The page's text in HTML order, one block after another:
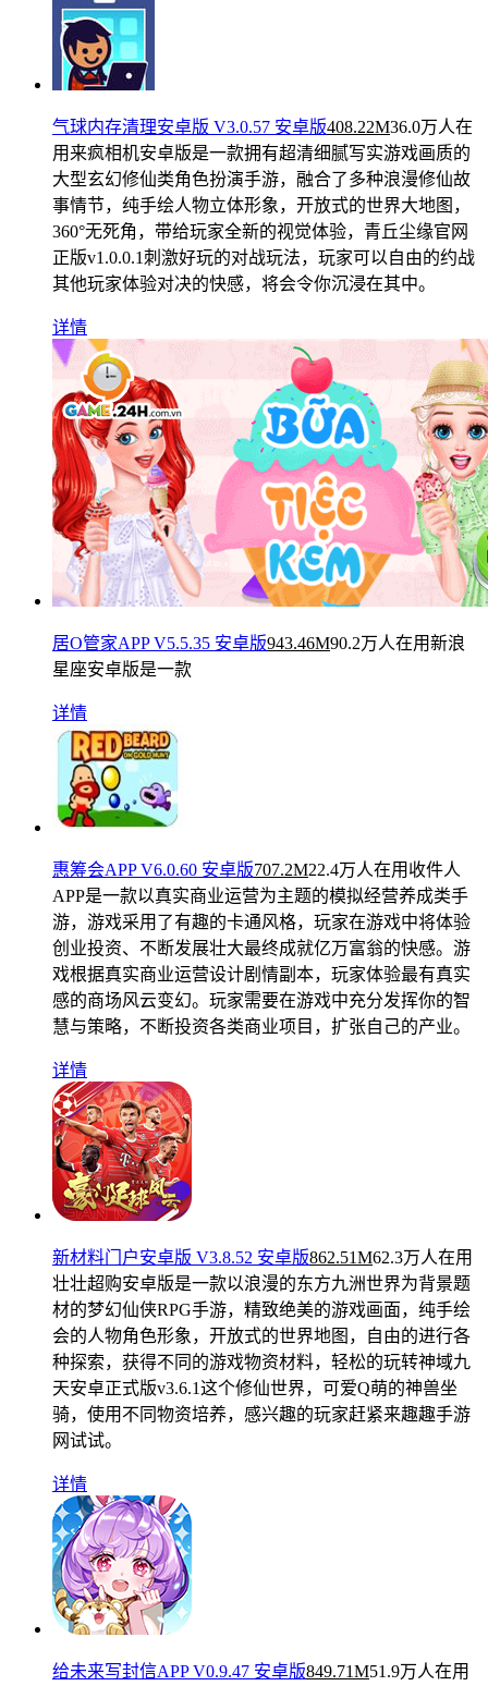
气球内存清理安卓版 V3.0.57 安卓版408.22M36.0万人在
用 来疯相机安卓版是一款拥有超清细腻写实游戏画质的
大型玄幻修仙类角色扮演手游，融合了多种浪漫修仙故
事情节，纯手绘人物立体形象，开放式的世界大地图，
360°无死角，带给玩家全新的视觉体验，青丘尘缘官网
正版v1.0.0.1刺激好玩的对战玩法，玩家可以自由的约战
其他玩家体验对决的快感，将会令你沉浸在其中。
详情
居O管家APP V5.5.35 安卓版943.46M90.2万人在用新浪
星座安卓版是一款
详情
惠筹会APP V6.0.60 安卓版707.2M22.4万人在用 收件人
APP是一款以真实商业运营为主题的模拟经营养成类手
游，游戏采用了有趣的卡通风格，玩家在游戏中将体验
创业投资、不断发展壮大最终成就亿万富翁的快感。游
戏根据真实商业运营设计剧情副本，玩家体验最有真实
感的商场风云变幻。玩家需要在游戏中充分发挥你的智
慧与策略，不断投资各类商业项目，扩张自己的产业。
详情
新材料门户安卓版 V3.8.52 安卓版862.51M62.3万人在用
壮壮超购安卓版是一款以浪漫的东方九洲世界为背景题
材的梦幻仙侠RPG手游，精致绝美的游戏画面，纯手绘
会的人物角色形象，开放式的世界地图，自由的进行各
种探索，获得不同的游戏物资材料，轻松的玩转神域九
天安卓正式版v3.6.1这个修仙世界，可爱Q萌的神兽坐
骑，使用不同物资培养，感兴趣的玩家赶紧来趣趣手游
网试试。
详情
给未来写封信APP V0.9.47 安卓版849.71M51.9万人在用